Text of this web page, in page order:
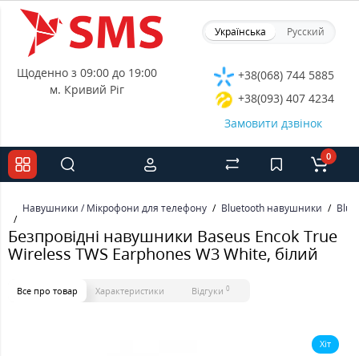
Українська Русский
Щоденно з 09:00 до 19:00
м. Кривий Ріг
+38(068) 744 5885
+38(093) 407 4234
Замовити дзвінок
0
Навушники / Мікрофони для телефону Bluetooth навушники
Безпровідні навушники Baseus Encok True
Wireless TWS Earphones W3 White, білий
Все про товар Характеристики Відгуки 0
Хіт